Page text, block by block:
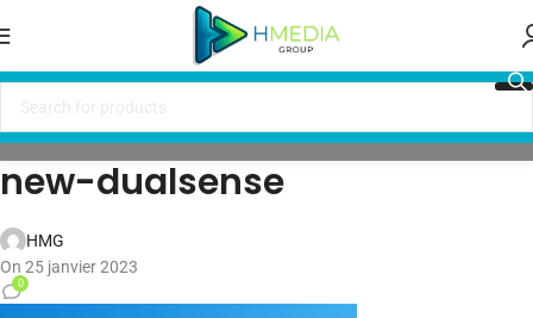
new-dualsense
HMG
On 25 janvier 2023
0